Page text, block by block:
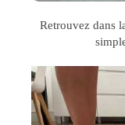
Retrouvez dans